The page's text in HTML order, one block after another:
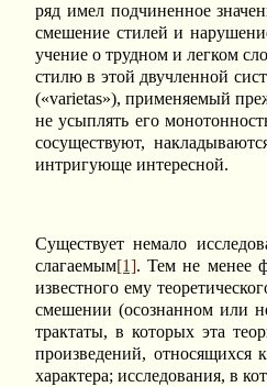
ряд имел подчиненное
смешение стилей и
учение о трудном и легком
стилю в этой двучленной
(«varietas»), применяемый
не усыплять его
сосуществуют,
интригующе интересной.
Существует немало
слагаемым[1]. Тем не менее
известного ему
смешении (осознанном или
трактаты, в которых эта
произведений, относящихся
характера; исследования, в